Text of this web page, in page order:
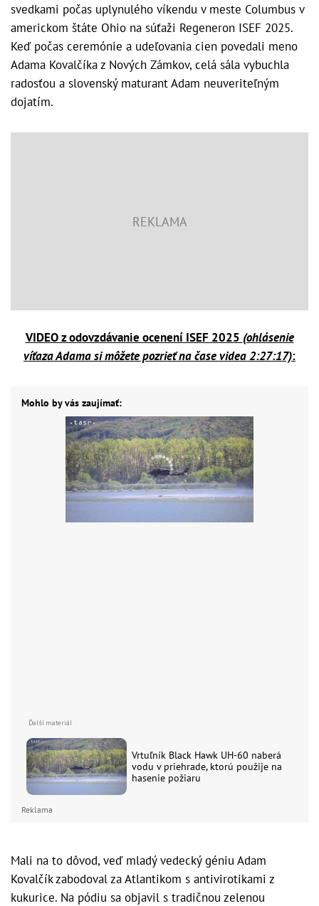
svedkami počas uplynulého víkendu v meste Columbus v
americkom štáte Ohio na súťaži Regeneron ISEF 2025.
Keď počas ceremónie a udeľovania cien povedali meno
Adama Kovalčíka z Nových Zámkov, celá sála vybuchla
radosťou a slovenský maturant Adam neuveriteľným
dojatím.
VIDEO z odovzdávanie ocenení ISEF 2025 (ohlásenie
víťaza Adama si môžete pozrieť na čase videa 2:27:17):
Mohlo by vás zaujímať:
Vrtuľník Black Hawk UH-60 naberá
vodu v priehrade, ktorú použije na
hasenie požiaru
Reklama
Mali na to dôvod, veď mladý vedecký géniu Adam
Kovalčík zabodoval za Atlantikom s antivirotikami z
kukurice. Na pódiu sa objavil s tradičnou zelenou